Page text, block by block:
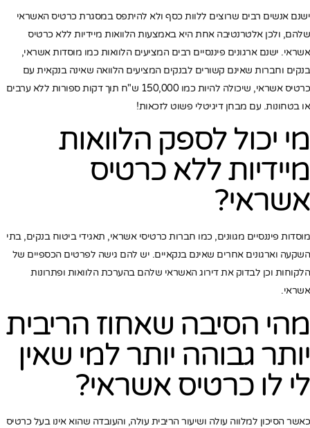
ישנם אנשים רבים שרוצים ללוות כסף ולא להיתפס במסגרת כרטיס האשראי
שלהם, ולכן אלטרנטיבה אחת היא באמצעות הלוואות מיידיות ללא כרטיס
אשראי. ישנם ארגונים פיננסיים רבים המציעים הלוואות כמו מוסדות אשראי,
בנקים וחברות שאינם קשורים לבנקים המציעים הלוואה שאינה בנקאית עם
כרטיס אשראי, שיכולה להיות כמו 150,000 ש"ח תוך דקות ספורות ללא ערבים
או בטחונות. עם מבחן דיגיטלי פשוט לזכאות!
מי יכול לספק הלוואות
מיידיות ללא כרטיס
אשראי?
מוסדות פיננסיים מגוונים, כמו חברות כרטיסי אשראי, תאגידי ביטוח בנקים, בתי
השקעה וארגונים אחרים שאינם בנקאיים. יש להם גישה לפרטים הכספיים של
הלקוחות וכן לבדוק את דירוג האשראי שלהם בהערכת הלוואות ופתרונות
אשראי.
מהי הסיבה שאחוז הריבית
יותר גבוהה יותר למי שאין
לי לו כרטיס אשראי?
כאשר הסיכון למלווה עולה ושיעור הריבית עולה, והעובדה שהוא אינו בעל כרטיס